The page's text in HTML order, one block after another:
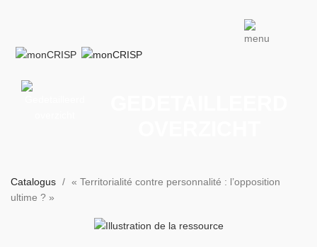
Catalogus
« Territorialité contre personnalité : l’opposition
ultime ? »